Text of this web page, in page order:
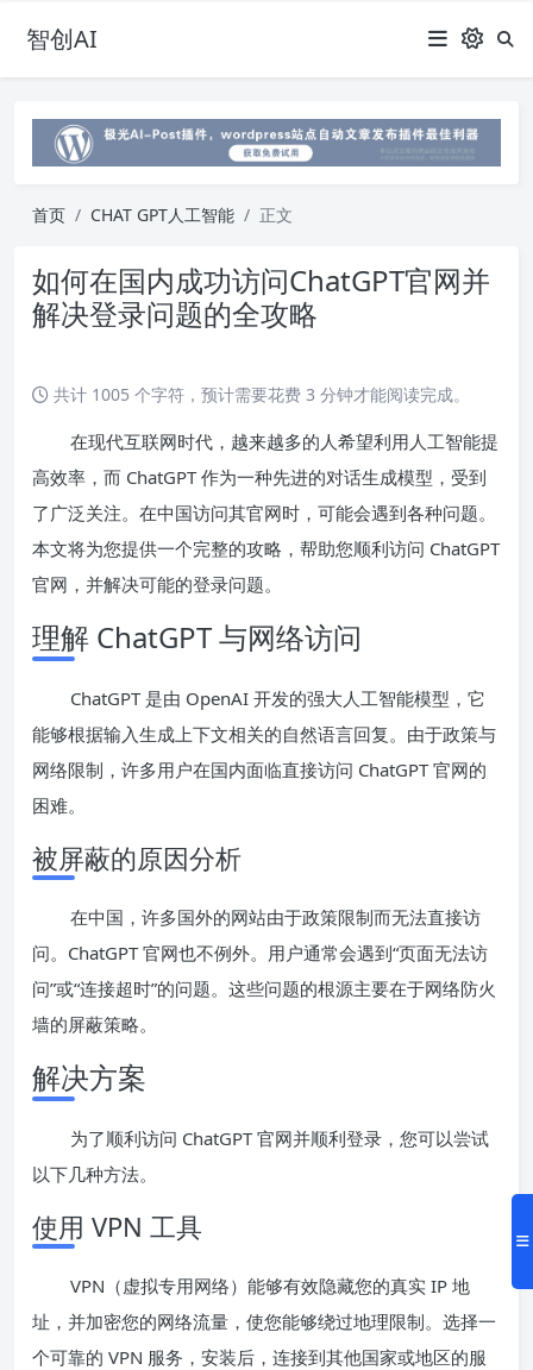
智创AI
首页 CHAT GPT人工智能 正文
如何在国内成功访问ChatGPT官网并
解决登录问题的全攻略
共计 1005 个字符，预计需要花费 3 分钟才能阅读完成。
在现代互联网时代，越来越多的人希望利用人工智能提
高效率，而 ChatGPT 作为一种先进的对话生成模型，受到
了广泛关注。在中国访问其官网时，可能会遇到各种问题。
本文将为您提供一个完整的攻略，帮助您顺利访问 ChatGPT
官网，并解决可能的登录问题。
理解 ChatGPT 与网络访问
ChatGPT 是由 OpenAI 开发的强大人工智能模型，它
能够根据输入生成上下文相关的自然语言回复。由于政策与
网络限制，许多用户在国内面临直接访问 ChatGPT 官网的
困难。
被屏蔽的原因分析
在中国，许多国外的网站由于政策限制而无法直接访
问。ChatGPT 官网也不例外。用户通常会遇到“页面无法访
问”或“连接超时”的问题。这些问题的根源主要在于网络防火
墙的屏蔽策略。
解决方案
为了顺利访问 ChatGPT 官网并顺利登录，您可以尝试
以下几种方法。
使用 VPN 工具
VPN（虚拟专用网络）能够有效隐藏您的真实 IP 地
址，并加密您的网络流量，使您能够绕过地理限制。选择一
个可靠的 VPN 服务，安装后，连接到其他国家或地区的服